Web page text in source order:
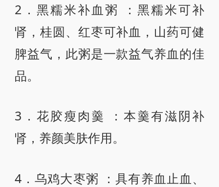
2．黑糯米补血粥 ：黑糯米可补
肾，桂圆、红枣可补血，山药可健
脾益气，此粥是一款益气养血的佳
品。
3．花胶瘦肉羹 ：本羹有滋阴补
肾，养颜美肤作用。
4．乌鸡大枣粥 ：具有养血止血、